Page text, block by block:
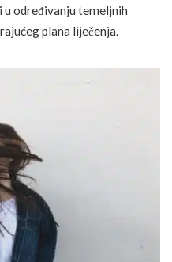
u određivanju temeljnih
plana liječenja.